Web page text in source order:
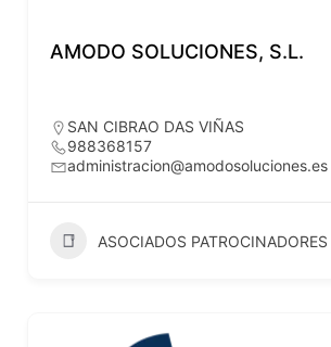
AMODO SOLUCIONES, S.L.
SAN CIBRAO DAS VIÑAS
988368157
administracion@amodosoluciones.es
ASOCIADOS PATROCINADORES